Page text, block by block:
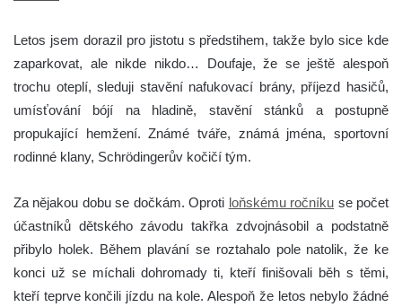
Letos jsem dorazil pro jistotu s předstihem, takže bylo sice kde
zaparkovat, ale nikde nikdo… Doufaje, že se ještě alespoň
trochu oteplí, sleduji stavění nafukovací brány, příjezd hasičů,
umísťování bójí na hladině, stavění stánků a postupně
propukající hemžení. Známé tváře, známá jména, sportovní
rodinné klany, Schrödingerův kočičí tým.
Za nějakou dobu se dočkám. Oproti loňskému ročníku se počet
účastníků dětského závodu takřka zdvojnásobil a podstatně
přibylo holek. Během plavání se roztahalo pole natolik, že ke
konci už se míchali dohromady ti, kteří finišovali běh s těmi,
kteří teprve končili jízdu na kole. Alespoň že letos nebylo žádné